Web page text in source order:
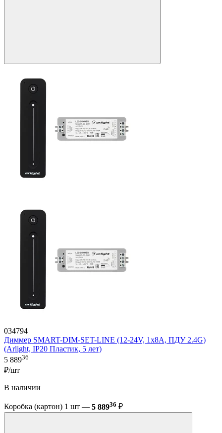
034794
Диммер SMART-DIM-SET-LINE (12-24V, 1x8A, ПДУ 2.4G)
(Arlight, IP20 Пластик, 5 лет)
5 88936
₽/шт
В наличии
Коробка (картон) 1 шт — 5 88936 ₽